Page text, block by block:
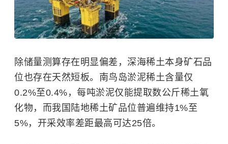
除储量测算存在明显偏差，深海稀土本身矿石品
位也存在天然短板。南鸟岛淤泥稀土含量仅
0.2%至0.4%，每吨淤泥仅能提取数公斤稀土氧
化物，而我国陆地稀土矿品位普遍维持1%至
5%，开采效率差距最高可达25倍。